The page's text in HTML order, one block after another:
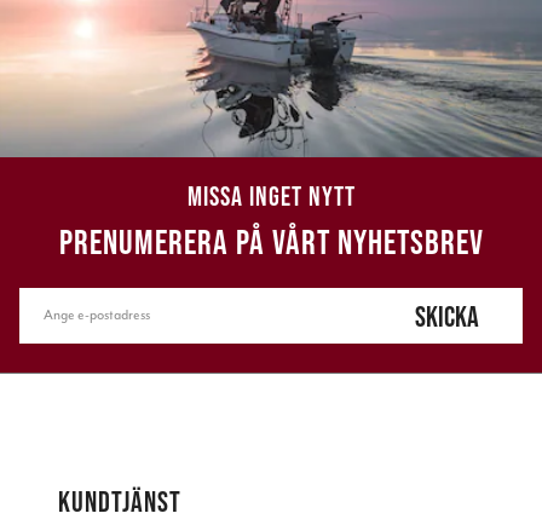
MISSA INGET NYTT
PRENUMERERA PÅ VÅRT NYHETSBREV
SKICKA
KUNDTJÄNST